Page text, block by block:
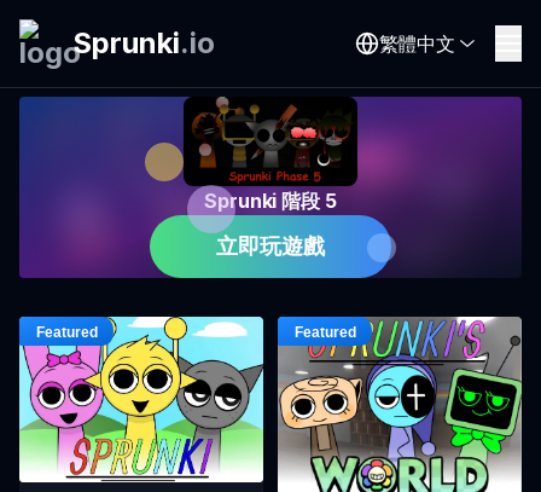
Sprunki.io 繁體中文
Sprunki 階段 5
立即玩遊戲